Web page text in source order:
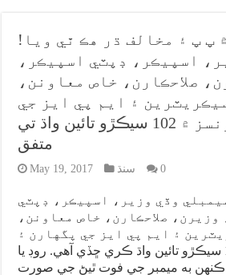
پ پ ۽ مخالف ڌر هڪ ٿي ويا!
اسپيڪر، ڊپٽي اسپيڪر،
صلاحڪارن، خاص معاونن،
۽ ايم پي ايز جي
پگهارن ۽ الائونسز ۾ 102 سيڪڙو تائين واڌ تي
متفق
May 19, 2017 سنڌ 0
وڏي وزير، اسپيڪر، ڊپٽي
وزيرن، صلاحڪارن، خاص معاونن،
۽ ايم پي ايز جي پگهارن ۽
الائونسز ۾ 102 سيڪڙو تائين واڌ ڪري ڇڏي آهي. روڊ يا
ڪنهن به ميمبر جي فوت ٿيڻ جي صورت